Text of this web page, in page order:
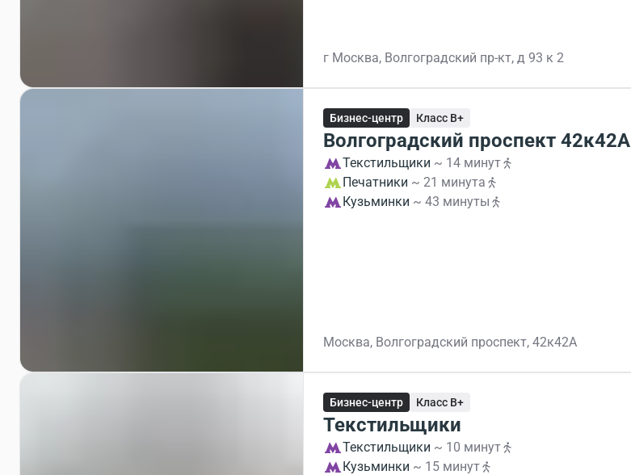
г Москва, Волгоградский пр-кт, д 93 к 2
Бизнес-центр Класс B+
Волгоградский проспект 42к42А
Текстильщики ~ 14 минут
Печатники ~ 21 минута
Кузьминки ~ 43 минуты
Москва, Волгоградский проспект, 42к42А
Бизнес-центр Класс B+
Текстильщики
Текстильщики ~ 10 минут
Кузьминки ~ 15 минут